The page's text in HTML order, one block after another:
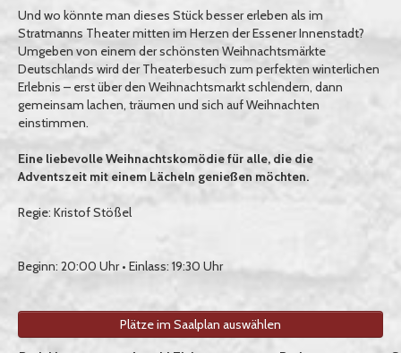
Und wo könnte man dieses Stück besser erleben als im
Stratmanns Theater mitten im Herzen der Essener Innenstadt?
Umgeben von einem der schönsten Weihnachtsmärkte
Deutschlands wird der Theaterbesuch zum perfekten winterlichen
Erlebnis – erst über den Weihnachtsmarkt schlendern, dann
gemeinsam lachen, träumen und sich auf Weihnachten
einstimmen.
Eine liebevolle Weihnachtskomödie für alle, die die
Adventszeit mit einem Lächeln genießen möchten.
Regie: Kristof Stößel
Beginn: 20:00 Uhr • Einlass: 19:30 Uhr
Plätze im Saalplan auswählen